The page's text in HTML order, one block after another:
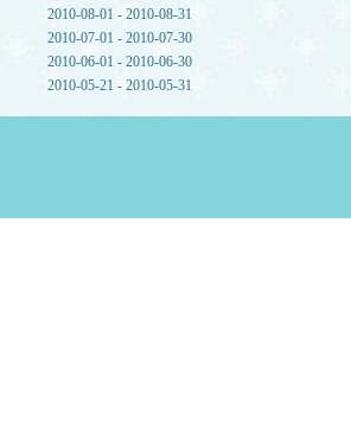
2010-08-01 - 2010-08-31
2010-07-01 - 2010-07-30
2010-06-01 - 2010-06-30
2010-05-21 - 2010-05-31